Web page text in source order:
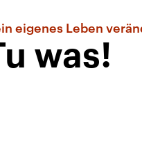
eigenes Leben
was!